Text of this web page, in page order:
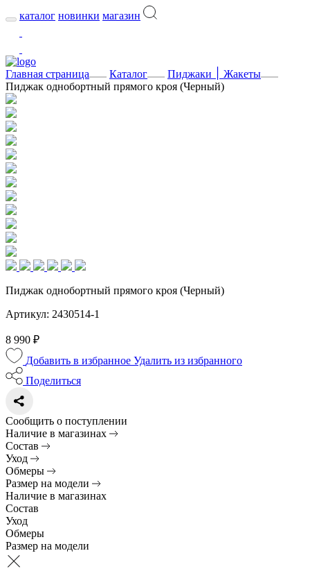
каталог новинки магазин
Главная страница Каталог
Пиджаки ׀ Жакеты
Пиджак однобортный прямого кроя (Черный)
Пиджак однобортный прямого кроя (Черный)
Артикул: 2430514-1
8 990 ₽
Добавить в избранное Удалить из избранного
Поделиться
Сообщить о поступлении
Наличие в магазинах
Состав
Уход
Обмеры
Размер на модели
Наличие в магазинах
Состав
Уход
Обмеры
Размер на модели